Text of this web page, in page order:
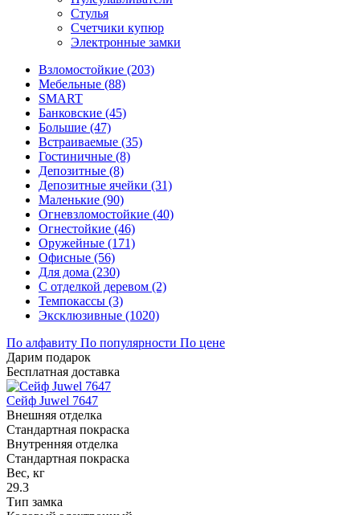
Стулья
Счетчики купюр
Электронные замки
Взломостойкие (203)
Мебельные (88)
SMART
Банковские (45)
Большие (47)
Встраиваемые (35)
Гостиничные (8)
Депозитные (8)
Депозитные ячейки (31)
Маленькие (90)
Огневзломостойкие (40)
Огнестойкие (46)
Оружейные (171)
Офисные (56)
Для дома (230)
С отделкой деревом (2)
Темпокассы (3)
Эксклюзивные (1020)
По алфавиту По популярности По цене
Дарим подарок
Бесплатная доставка
Сейф Juwel 7647
Внешняя отделка
Стандартная покраска
Внутренняя отделка
Стандартная покраска
Вес, кг
29.3
Тип замка